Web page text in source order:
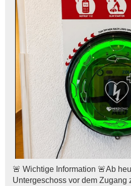
🚨 Wichtige Information 🚨Ab
Untergeschoss vor dem Zugang